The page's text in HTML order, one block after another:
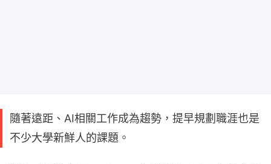
隨著遠距、AI相關工作成為趨勢，提早規劃職涯也是
不少大學新鮮人的課題。